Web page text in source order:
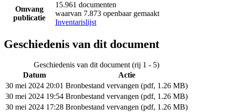
Omvang
publicatie
15.961 documenten
waarvan 7.873 openbaar gemaakt
Inventarislijst
Geschiedenis van dit document
Geschiedenis van dit document (rij 1 - 5)
Datum
Actie
30 mei 2024 20:01 Bronbestand vervangen (pdf, 1.26 MB)
30 mei 2024 19:54 Bronbestand vervangen (pdf, 1.26 MB)
30 mei 2024 17:28 Bronbestand vervangen (pdf, 1.26 MB)